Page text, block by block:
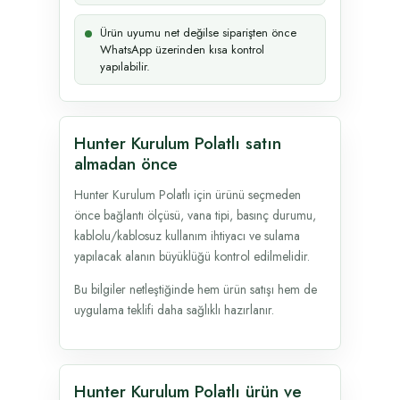
Ürün uyumu net değilse siparişten önce
WhatsApp üzerinden kısa kontrol
yapılabilir.
Hunter Kurulum Polatlı satın
almadan önce
Hunter Kurulum Polatlı için ürünü seçmeden
önce bağlantı ölçüsü, vana tipi, basınç durumu,
kablolu/kablosuz kullanım ihtiyacı ve sulama
yapılacak alanın büyüklüğü kontrol edilmelidir.
Bu bilgiler netleştiğinde hem ürün satışı hem de
uygulama teklifi daha sağlıklı hazırlanır.
Hunter Kurulum Polatlı ürün ve